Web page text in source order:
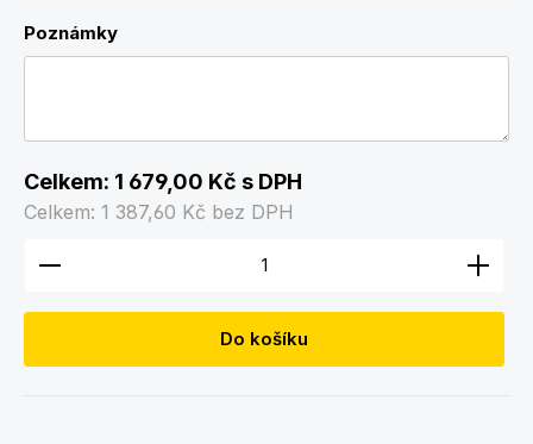
Poznámky
Celkem: 1 679,00 Kč s DPH
Celkem: 1 387,60 Kč bez DPH
Množství produktu: Zadejte požadované
Do košíku